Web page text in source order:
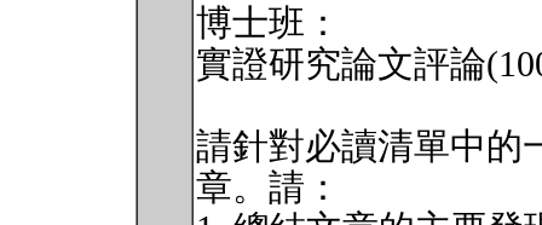
博士班：
實證研究論文評論
請針對必讀清單中的
章。請：